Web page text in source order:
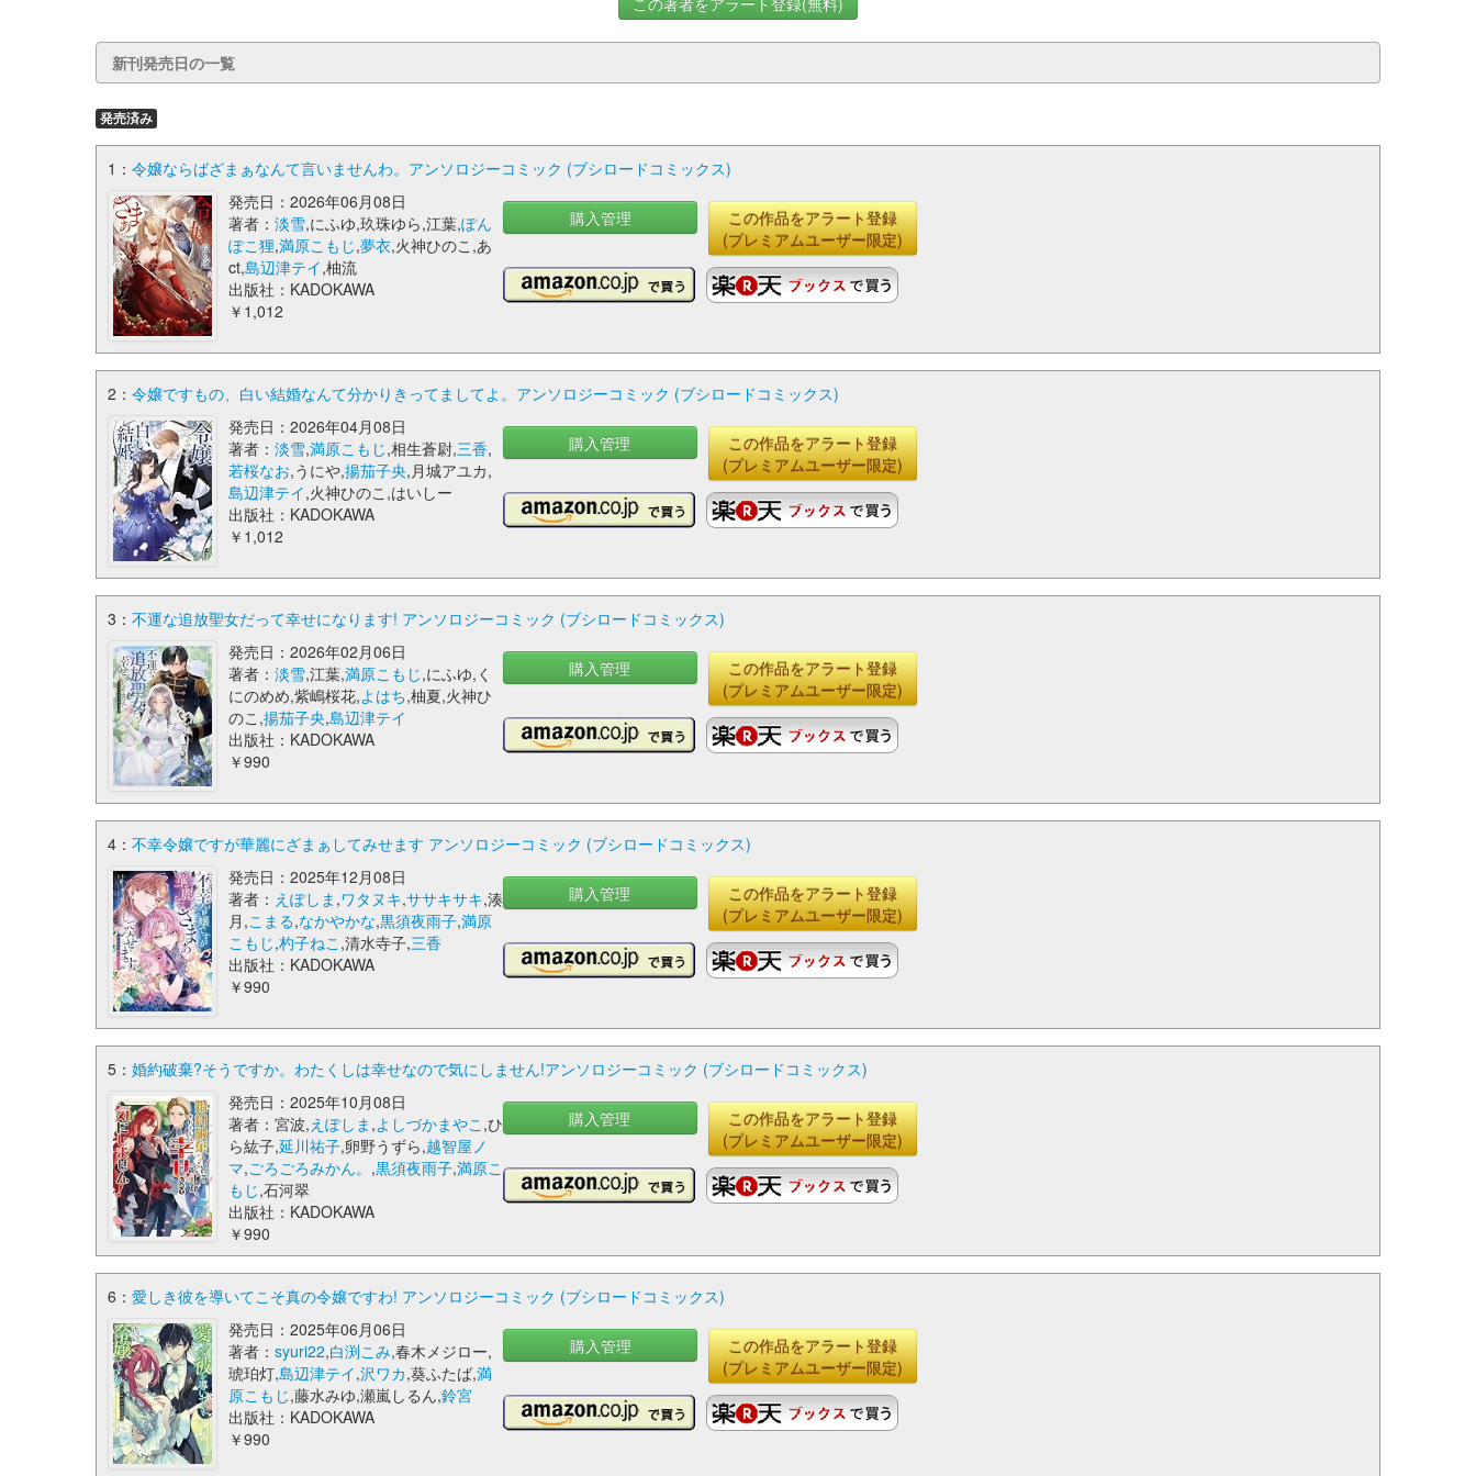
新刊発売日の一覧
発売済み
1： 令嬢ならばざまぁなんて言いませんわ。アンソロジーコミック (ブシロードコミックス)
発売日：2026年06月08日
著者：淡雪,にふゆ,玖珠ゆら,江葉,ぽん
ぽこ狸,満原こもじ,夢衣,火神ひのこ,あ
ct,島辺津テイ,柚流
出版社：KADOKAWA
￥1,012
購入管理
この作品をアラート登録
(プレミアムユーザー限定)
2： 令嬢ですもの、白い結婚なんて分かりきってましてよ。アンソロジーコミック (ブシロードコミックス)
発売日：2026年04月08日
著者： 淡雪,満原こもじ,相生蒼尉,三香,
若桜なお,うにや,揚茄子央,月城アユカ,
島辺津テイ,火神ひのこ,はいしー
出版社：KADOKAWA
￥1,012
購入管理
この作品をアラート登録
(プレミアムユーザー限定)
3： 不運な追放聖女だって幸せになります! アンソロジーコミック (ブシロードコミックス)
発売日：2026年02月06日
著者： 淡雪,江葉,満原こもじ,にふゆ,く
にのめめ,紫嶋桜花,よはち,柚夏,火神ひ
のこ,揚茄子央,島辺津テイ
出版社：KADOKAWA
￥990
購入管理
この作品をアラート登録
(プレミアムユーザー限定)
4： 不幸令嬢ですが華麗にざまぁしてみせます アンソロジーコミック (ブシロードコミックス)
発売日：2025年12月08日
著者： えぽしま ,ワタヌキ,ササキサキ,湊
月,こまる,なかやかな,黒須夜雨子,満原
こもじ,杓子ねこ ,清水寺子,三香
出版社：KADOKAWA
￥990
購入管理
この作品をアラート登録
(プレミアムユーザー限定)
5： 婚約破棄?そうですか。わたくしは幸せなので気にしません!アンソロジーコミック (ブシロードコミックス)
発売日：2025年10月08日
著者：宮波,えぽしま ,よしづかまやこ ,ひ
ら紘子,延川祐子,卵野うずら,越智屋ノ
マ,ごろごろみかん。 ,黒須夜雨子,満原こ
もじ,石河翠
出版社：KADOKAWA
￥990
購入管理
この作品をアラート登録
(プレミアムユーザー限定)
6： 愛しき彼を導いてこそ真の令嬢ですわ! アンソロジーコミック (ブシロードコミックス)
発売日：2025年06月06日
著者：syuri22,白渕こみ,春木メジロー,
琥珀灯,島辺津テイ,沢ワカ,葵ふたば,満
原こもじ,藤水みゆ,瀬嵐しるん,鈴宮
出版社：KADOKAWA
￥990
購入管理
この作品をアラート登録
(プレミアムユーザー限定)